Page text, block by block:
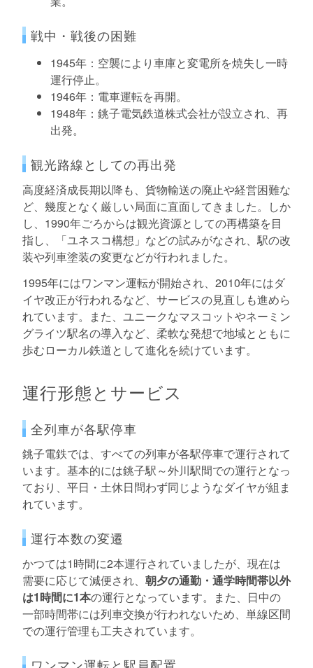
戦中・戦後の困難
1945年：空襲により車庫と変電所を焼失し一時
運行停止。
1946年：電車運転を再開。
1948年：銚子電気鉄道株式会社が設立され、再
出発。
観光路線としての再出発
高度経済成長期以降も、貨物輸送の廃止や経営困難な
ど、幾度となく厳しい局面に直面してきました。しか
し、1990年ごろからは観光資源としての再構築を目
指し、「ユネスコ構想」などの試みがなされ、駅の改
装や列車塗装の変更などが行われました。
1995年にはワンマン運転が開始され、2010年にはダ
イヤ改正が行われるなど、サービスの見直しも進めら
れています。また、ユニークなマスコットやネーミン
グライツ駅名の導入など、柔軟な発想で地域とともに
歩むローカル鉄道として進化を続けています。
運行形態とサービス
全列車が各駅停車
銚子電鉄では、すべての列車が各駅停車で運行されて
います。基本的には銚子駅～外川駅間での運行となっ
ており、平日・土休日問わず同じようなダイヤが組ま
れています。
運行本数の変遷
かつては1時間に2本運行されていましたが、現在は
需要に応じて減便され、 朝夕の通勤・通学時間帯以外
は1時間に1本の運行となっています。また、日中の
一部時間帯には列車交換が行われないため、単線区間
での運行管理も工夫されています。